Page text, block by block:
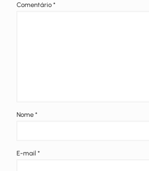
Comentário *
Nome *
E-mail *